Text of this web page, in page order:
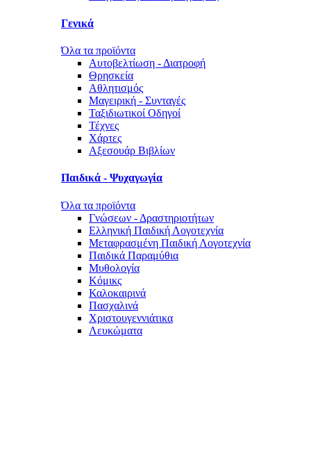
Γενικά
Όλα τα προϊόντα
Αυτοβελτίωση - Διατροφή
Θρησκεία
Αθλητισμός
Μαγειρική - Συνταγές
Ταξιδιωτικοί Οδηγοί
Τέχνες
Χάρτες
Αξεσουάρ Βιβλίων
Παιδικά - Ψυχαγωγία
Όλα τα προϊόντα
Γνώσεων - Δραστηριοτήτων
Ελληνική Παιδική Λογοτεχνία
Μεταφρασμένη Παιδική Λογοτεχνία
Παιδικά Παραμύθια
Μυθολογία
Κόμικς
Καλοκαιρινά
Πασχαλινά
Χριστουγεννιάτικα
Λευκώματα